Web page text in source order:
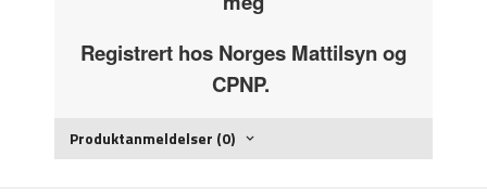
Registrert hos Norges Mattilsyn og
CPNP.
Produktanmeldelser (0)